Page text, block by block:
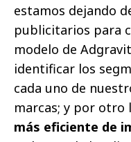
estamos dejando
publicitarios para
modelo de
identificar los
cada uno de
marcas; y por otro
más eficiente de